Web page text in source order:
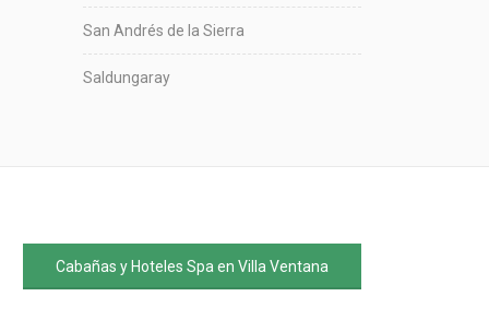
San Andrés de la Sierra
Saldungaray
Cabañas y Hoteles Spa en Villa Ventana